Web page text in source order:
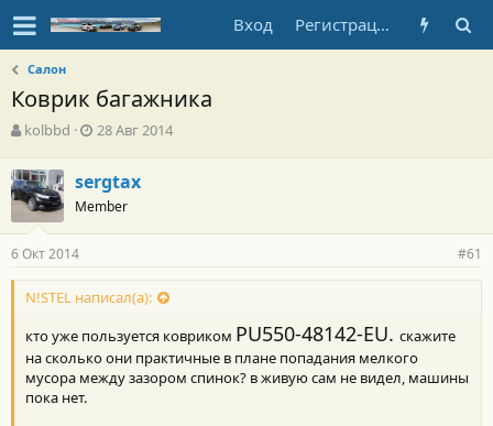
Вход Регистрация
Салон
Коврик багажника
А
т
о
р
т
е
м
ы
kolbbd
Д
а
н
а
л
а
28 Авг 2014
sergtax
Member
6 Окт 2014 #61
N!STEL написал(а):
кто уже пользуется ковриком PU550-48142-EU. скажите
на сколько они практичные в плане попадания мелкого
мусора между зазором спинок? в живую сам не видел, машины
пока нет.